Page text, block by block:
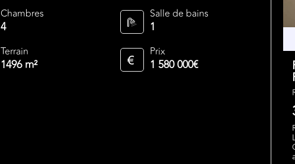
Chambres
4
Salle de bains
1
Terrain
1496 m²
Prix
1 580 000€